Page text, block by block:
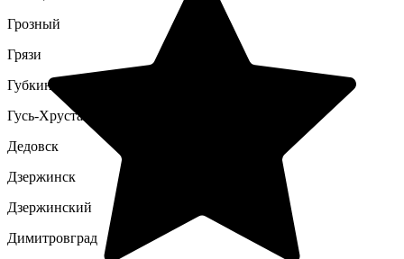
Грозный
Грязи
Губкин
Гусь-Хрустальный
Дедовск
Дзержинск
Дзержинский
Димитровград